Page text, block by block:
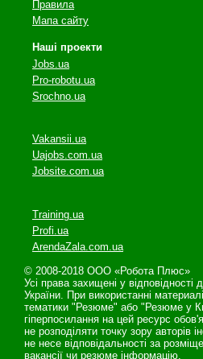
Правила
Мапа сайту
Наші проекти
Jobs.ua
Pro-robotu.ua
Srochno.ua
Vakansii.ua
Uajobs.com.ua
Jobsite.com.ua
Training.ua
Profi.ua
ArendaZala.com.ua
© 2008-2018 ООО «Робота Плюс»
Усі права захищені у відповідності
України. При використанні
тематики "Резюме" або "Резюме у
гіперпосилання на цей ресурс
не розподіляти точку зору авторів
не несе відповідальності за
вакансії чи резюме інформацію.